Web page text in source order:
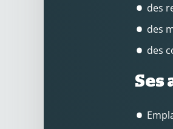
des
des
des
Ses